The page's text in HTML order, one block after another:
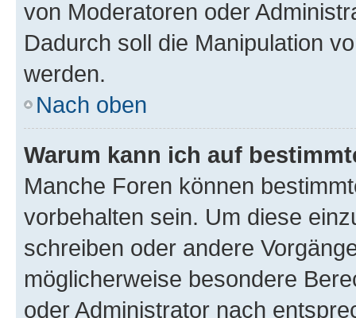
von Moderatoren oder
Dadurch soll die Manipulation
werden.
Nach oben
Warum kann ich auf
Manche Foren können
vorbehalten sein. Um diese
schreiben oder andere
möglicherweise besondere
oder Administrator nach